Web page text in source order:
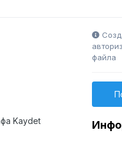
Kaydet
файла